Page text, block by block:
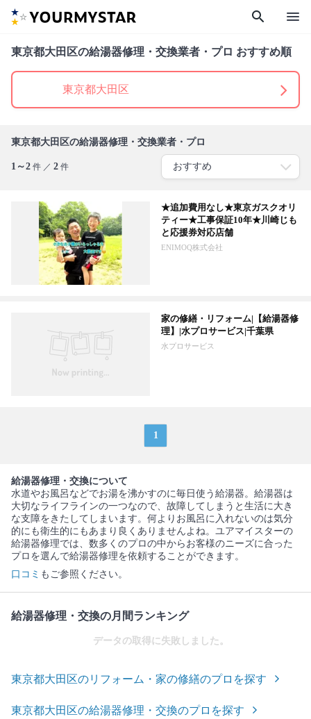
search menu
東京都大田区の給湯器修理・交換業者・プロ おすすめ順
東京都大田区
東京都大田区の給湯器修理・交換業者・プロ
1～2 件 ／ 2 件
★追加費用なし★東京ガスクオリ
ティー★工事保証10年★川崎じも
と応援券対応店舗
ENIMOQ株式会社
家の修繕・リフォーム|【給湯器修
理】|水プロサービス|千葉県
水プロサービス
1
給湯器修理・交換について
水道やお風呂などでお湯を沸かすのに毎日使う給湯器。給湯器は
大切なライフラインの一つなので、故障してしまうと生活に大き
な支障をきたしてしまいます。何よりお風呂に入れないのは気分
的にも衛生的にもあまり良くありませんよね。ユアマイスターの
給湯器修理では、数多くのプロの中からお客様のニーズに合った
プロを選んで給湯器修理を依頼することができます。
口コミ もご参照ください。
給湯器修理・交換の月間ランキング
データの取得に失敗しました。
東京都大田区のリフォーム・家の修繕のプロを探す
東京都大田区の給湯器修理・交換のプロを探す